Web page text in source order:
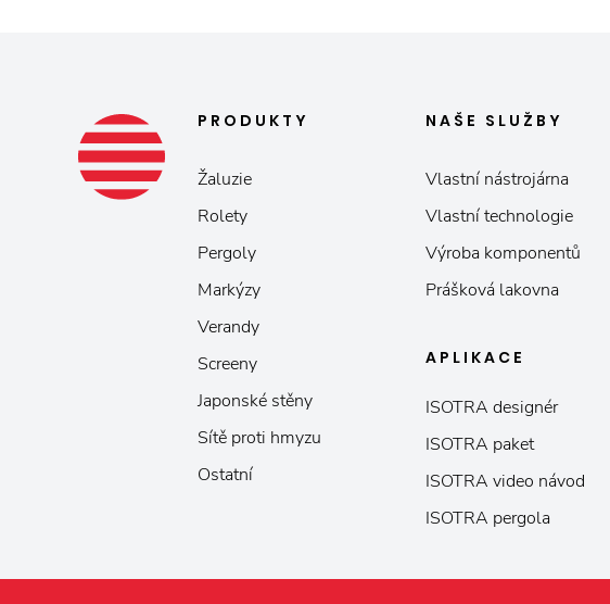
PRODUKTY
Žaluzie
Rolety
Pergoly
Markýzy
Verandy
Screeny
Japonské stěny
Sítě proti hmyzu
Ostatní
NAŠE SLUŽBY
Vlastní nástrojárna
Vlastní technologie
Výroba komponentů
Prášková lakovna
APLIKACE
ISOTRA designér
ISOTRA paket
ISOTRA video návod
ISOTRA pergola